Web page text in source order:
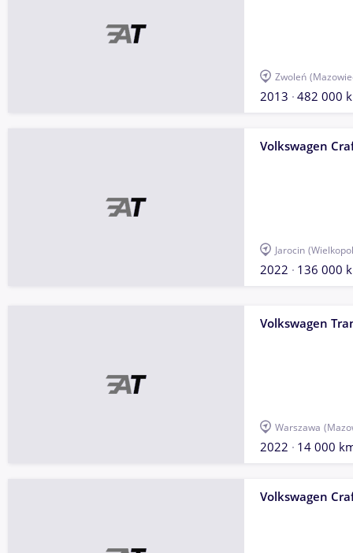
Zwoleń
2013 482 000
Volkswagen
Jarocin
2022 136 000
Volkswagen
Warszawa
2022 14 000
Volkswagen